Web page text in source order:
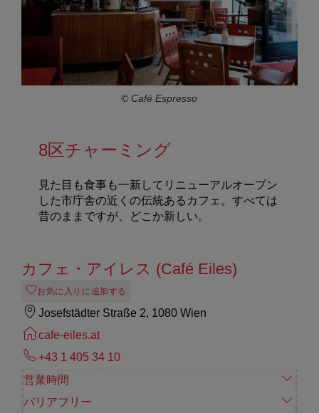
© Café Espresso
8区チャーミング
見た目も食事も一新してリニューアルオープン
した市庁舎の近くの伝統あるカフェ。すべては
昔のままですが、どこか新しい。
カフェ・アイレス (Café Eiles)
お気に入りに追加する
Josefstädter Straße 2, 1080 Wien
cafe-eiles.at
+43 1 405 34 10
営業時間
バリアフリー